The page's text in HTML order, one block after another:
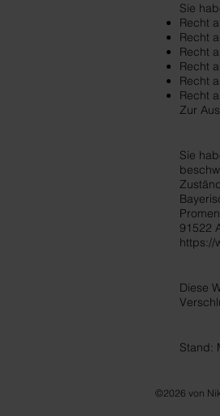
Sie
Recht
Recht
Recht
Recht
Recht
Recht
Zur
Sie
91522
https://
Diese
Stand:
©2026 von